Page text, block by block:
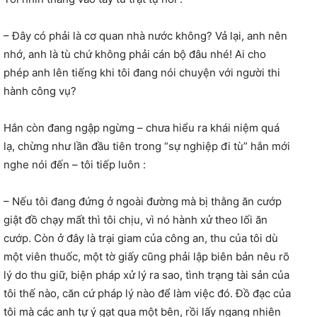
– Đây có phải là cơ quan nhà nước không? Vả lại, anh nên
nhớ, anh là tù chứ không phải cán bộ đâu nhé! Ai cho
phép anh lên tiếng khi tôi đang nói chuyện với người thi
hành công vụ?
Hắn còn đang ngập ngừng – chưa hiểu ra khái niệm quá
lạ, chừng như lần đầu tiên trong “sự nghiệp đi tù” hắn mới
nghe nói đến – tôi tiếp luôn :
– Nếu tôi đang đứng ở ngoài đường mà bị thằng ăn cướp
giật đồ chạy mất thì tôi chịu, vì nó hành xử theo lối ăn
cướp. Còn ở đây là trại giam của công an, thu của tôi dù
một viên thuốc, một tờ giấy cũng phải lập biên bản nêu rõ
lý do thu giữ, biện pháp xử lý ra sao, tình trạng tài sản của
tôi thế nào, căn cứ pháp lý nào để làm việc đó. Đồ đạc của
tôi mà các anh tự ý gạt qua một bên, rồi lấy ngang nhiên